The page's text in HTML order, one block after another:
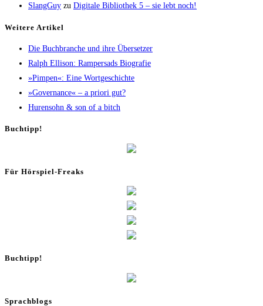
SlangGuy zu Digi­ta­le Biblio­thek 5 – sie lebt noch!
Wei­te­re Artikel
Die Buch­bran­che und ihre Übersetzer
Ralph Elli­son: Ram­pers­ads Biografie
»Pim­pen«: Eine Wortgeschichte
»Gover­nan­ce« – a prio­ri gut?
Huren­sohn & son of a bitch
Buch­tipp!
Für Hör­spiel-Freaks
Buch­tipp!
Sprachblogs